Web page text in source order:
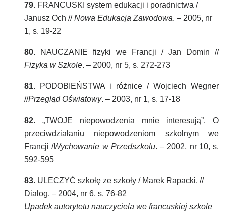
79. FRANCUSKI system edukacji i poradnictwa /
Janusz Och //Nowa Edukacja Zawodowa. – 2005, nr
1, s. 19-22
80.
NAUCZANIE fizyki we Francji / Jan Domin //
Fizyka w Szkole. – 2000, nr 5, s. 272-273
81.
PODOBIEŃSTWA i różnice / Wojciech Wegner
//Przegląd Oświatowy. – 2003, nr 1, s. 17-18
82. „TWOJE niepowodzenia mnie interesują”. O
przeciwdziałaniu niepowodzeniom szkolnym we
Francji /Wychowanie w Przedszkolu. – 2002, nr 10, s.
592-595
83. ULECZYĆ szkołę ze szkoły / Marek Rapacki. //
Dialog. – 2004, nr 6, s. 76-82
Upadek autorytetu nauczyciela we francuskiej szkole